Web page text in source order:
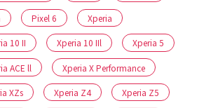
Pixel 6 Xperia
10 II Xperia 10 IIl Xperia 5
ACE ll Xperia X Performance
XZs Xperia Z4 Xperia Z5